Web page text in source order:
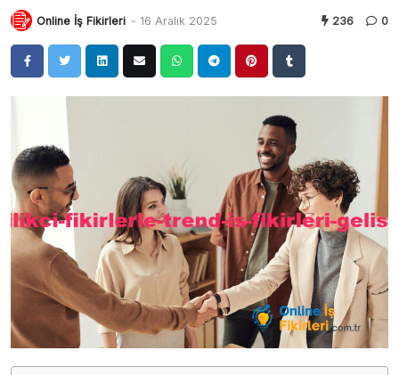
Online İş Fikirleri - 16 Aralık 2025 236 0